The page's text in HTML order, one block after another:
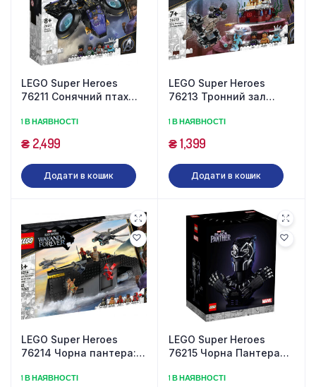
LEGO Super Heroes
76211 Сонячний птах
1 В НАЯВНОСТІ
₴2,499
Додати в кошик
LEGO Super Heroes
76213 Тронний зал
деталей)
1 В НАЯВНОСТІ
₴1,399
Додати в кошик
LEGO Super Heroes
76214 Чорна пантера:
деталей)
1 В НАЯВНОСТІ
LEGO Super Heroes
76215 Чорна Пантера
1 В НАЯВНОСТІ